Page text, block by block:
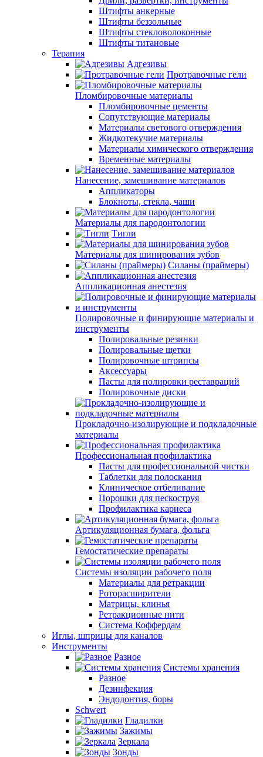
Штифты анкерные
Штифты беззольные
Штифты стекловолоконные
Штифты титановые
Терапия
Адгезивы
Протравочные гели
Пломбировочные материалы
Пломбировочные цементы
Сопутствующие материалы
Материалы светового отверждения
Жидкотекучие материалы
Материалы химического отверждения
Временные материалы
Нанесение, замешивание материалов
Аппликаторы
Блокноты, стекла, чаши
Материалы для пародонтологии
Тигли
Материалы для шинирования зубов
Силаны (праймеры)
Аппликационная анестезия
Полировочные и финирующие материалы и
инструменты
Полировальные резинки
Полировальные щетки
Полировочные штрипсы
Аксессуары
Пасты для полировки реставраций
Полировочные диски
Прокладочно-изолирующие и подкладочные
материалы
Профессиональная профилактика
Пасты для профессиональной чистки
Таблетки для полоскания
Клиническое отбеливание
Порошки для пескоструя
Профилактика кариеса
Артикуляционная бумага, фольга
Гемостатические препараты
Системы изоляции рабочего поля
Материалы для ретракции
Роторасширители
Матрицы, клинья
Ретракционные нити
Система Коффердам
Иглы, шприцы для каналов
Инструменты
Разное
Системы хранения
Разное
Дезинфекция
Эндодонтия, боры
Schwert
Гладилки
Зажимы
Зеркала
Зонды